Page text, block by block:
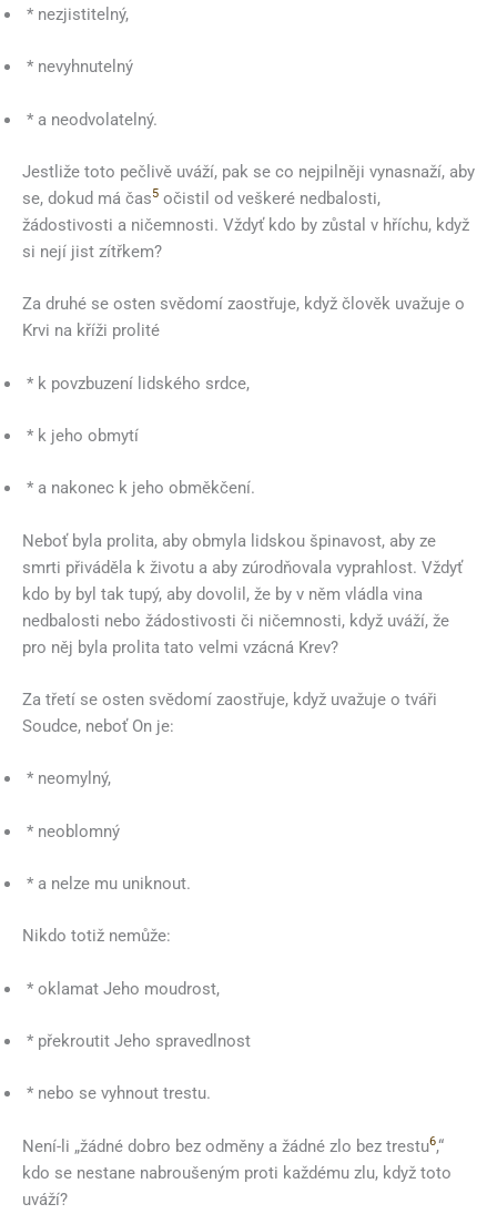
* nezjistitelný,
* nevyhnutelný
* a neodvolatelný.
Jestliže toto pečlivě uváží, pak se co nejpilněji vynasnaží, aby
se, dokud má čas5 očistil od veškeré nedbalosti,
žádostivosti a ničemnosti. Vždyť kdo by zůstal v hříchu, když
si nejí jist zítřkem?
Za druhé se osten svědomí zaostřuje, když člověk uvažuje o
Krvi na kříži prolité
* k povzbuzení lidského srdce,
* k jeho obmytí
* a nakonec k jeho obměkčení.
Neboť byla prolita, aby obmyla lidskou špinavost, aby ze
smrti přiváděla k životu a aby zúrodňovala vyprahlost. Vždyť
kdo by byl tak tupý, aby dovolil, že by v něm vládla vina
nedbalosti nebo žádostivosti či ničemnosti, když uváží, že
pro něj byla prolita tato velmi vzácná Krev?
Za třetí se osten svědomí zaostřuje, když uvažuje o tváři
Soudce, neboť On je:
* neomylný,
* neoblomný
* a nelze mu uniknout.
Nikdo totiž nemůže:
* oklamat Jeho moudrost,
* překroutit Jeho spravedlnost
* nebo se vyhnout trestu.
Není-li „žádné dobro bez odměny a žádné zlo bez trestu6,“
kdo se nestane nabroušeným proti každému zlu, když toto
uváží?